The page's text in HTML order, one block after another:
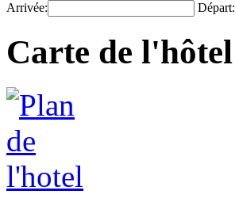
Arrivée: Départ:
Carte de l'hôtel